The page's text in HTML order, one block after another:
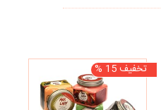
تخفیف 15 %